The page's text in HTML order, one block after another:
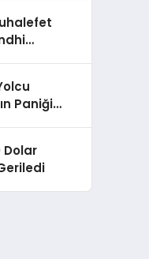
Paniği
Dolar
Geriledi